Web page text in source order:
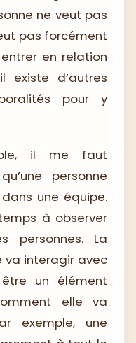
ne veut pas
pas forcément
en relation
existe d’autres
pour y
il me faut
personne
une équipe.
à observer
personnes. La
va interagir avec
un élément
elle va
exemple, une